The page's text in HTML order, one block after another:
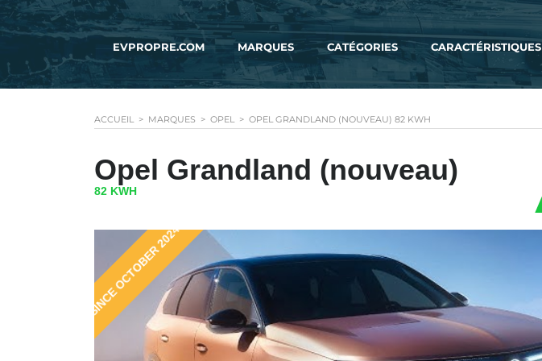
EVPROPRE.COM MARQUES CATÉGORIES CARACTÉRISTIQUES
ACCUEIL > MARQUES > OPEL > OPEL GRANDLAND (NOUVEAU) 82 KWH
Opel Grandland (nouveau)
82 KWH
SINCE OCTOBER 2024